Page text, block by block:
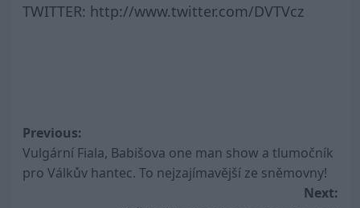
TWITTER: http://www.twitter.com/DVTVcz
Post
navigation
Previous:
Vulgární Fiala, Babišova one man show a tlumočník
pro Válkův hantec. To nejzajímavější ze sněmovny!
Next: